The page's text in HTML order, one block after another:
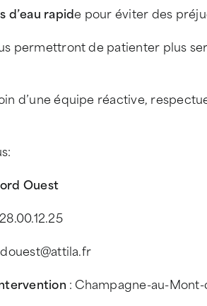
d’eau rapide pour éviter des
permettront de patienter plus
d’une équipe réactive,
Ouest
: Champagne-au-Mont-